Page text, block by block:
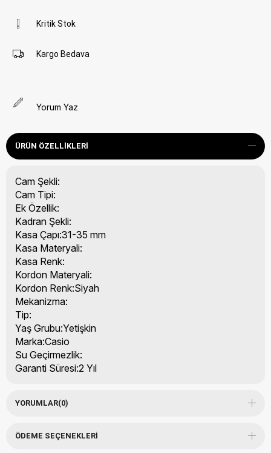
Kritik Stok
Kargo Bedava
Yorum Yaz
ÜRÜN ÖZELLIKLERI
Cam Şekli:
Cam Tipi:
Ek Özellik:
Kadran Şekli:
Kasa Çapı:31-35 mm
Kasa Materyali:
Kasa Renk:
Kordon Materyali:
Kordon Renk:Siyah
Mekanizma:
Tip:
Yaş Grubu:Yetişkin
Marka:Casio
Su Geçirmezlik:
Garanti Süresi:2 Yıl
YORUMLAR(0)
ÖDEME SEÇENEKLERI